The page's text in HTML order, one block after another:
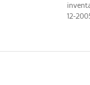
12-